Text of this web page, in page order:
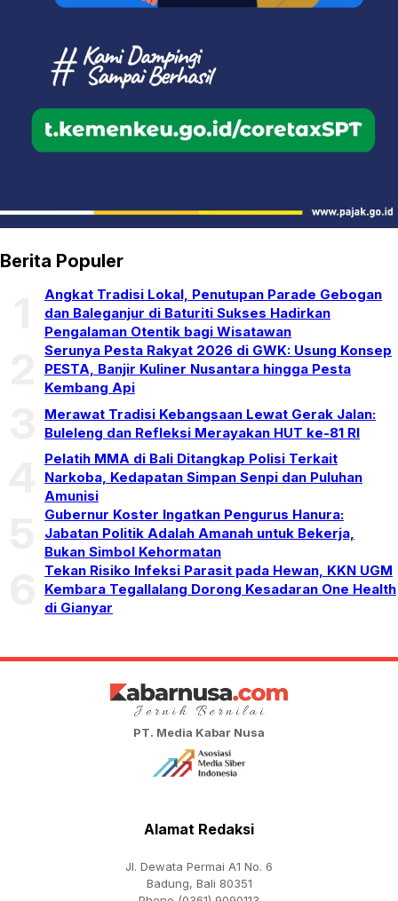
Berita Populer
Angkat Tradisi Lokal, Penutupan Parade Gebogan
dan Baleganjur di Baturiti Sukses Hadirkan
Pengalaman Otentik bagi Wisatawan
Serunya Pesta Rakyat 2026 di GWK: Usung Konsep
PESTA, Banjir Kuliner Nusantara hingga Pesta
Kembang Api
Merawat Tradisi Kebangsaan Lewat Gerak Jalan:
Buleleng dan Refleksi Merayakan HUT ke-81 RI
Pelatih MMA di Bali Ditangkap Polisi Terkait
Narkoba, Kedapatan Simpan Senpi dan Puluhan
Amunisi
Gubernur Koster Ingatkan Pengurus Hanura:
Jabatan Politik Adalah Amanah untuk Bekerja,
Bukan Simbol Kehormatan
Tekan Risiko Infeksi Parasit pada Hewan, KKN UGM
Kembara Tegallalang Dorong Kesadaran One Health
di Gianyar
PT. Media Kabar Nusa
Alamat Redaksi
Jl. Dewata Permai A1 No. 6
Badung, Bali 80351